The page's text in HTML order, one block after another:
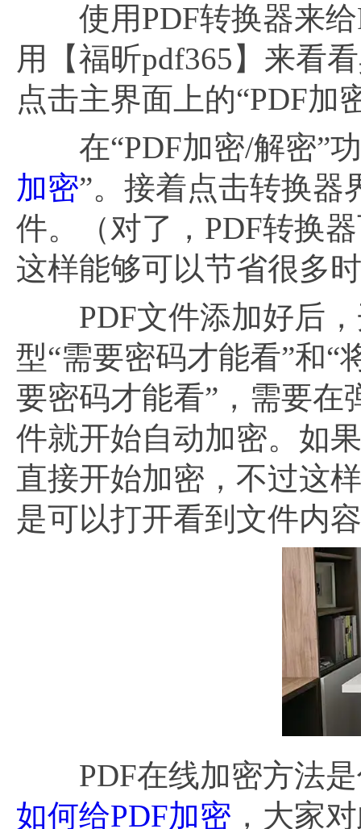
使用PDF转换器来给
用【福昕pdf365】来看
点击主界面上的“PDF加
在“PDF加密/解密”功
加密”。接着点击转换器
件。（对了，PDF转换
这样能够可以节省很多
PDF文件添加好后，
型“需要密码才能看”和“
要密码才能看”，需要在
件就开始自动加密。如
直接开始加密，不过这
是可以打开看到文件内
PDF在线加密方法是
如何给PDF加密 ，大家